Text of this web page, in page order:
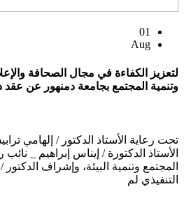
01
Aug
لتعزيز الكفاءة في مجال الصحافة
وتنمية المجتمع بجامعة دمنهور عن عقد
الأستاذ الدكتورة / إيناس إبراهيم _
المجتمع وتنمية البيئة، وإشراف
التنفيذي لم